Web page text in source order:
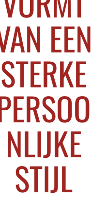
EEN
STERKE
NLIJKE
STIJL